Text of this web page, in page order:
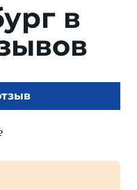
в